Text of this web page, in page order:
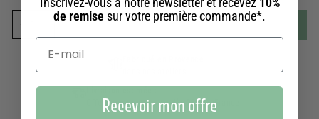
Ajouter au panier-£32.00
dans nos ateliers
Offerte en point relais dès 39€ en France
de remise sur votre première commande*.
Recevoir mon offre